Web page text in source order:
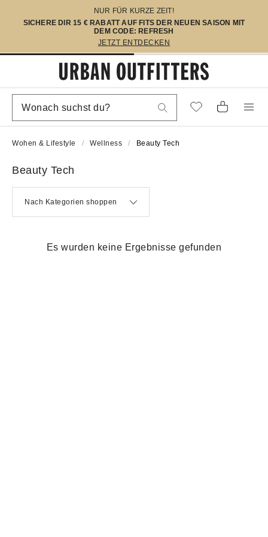
NUR FÜR KURZE ZEIT!
SICHERE DIR 15 € RABATT AUF FITS DER NEUEN SAISON MIT
DEM CODE: REFRESH
JETZT ENTDECKEN
Wohen & Lifestyle Wellness Beauty Tech
Beauty Tech
Nach Kategorien shoppen
Es wurden keine Ergebnisse gefunden